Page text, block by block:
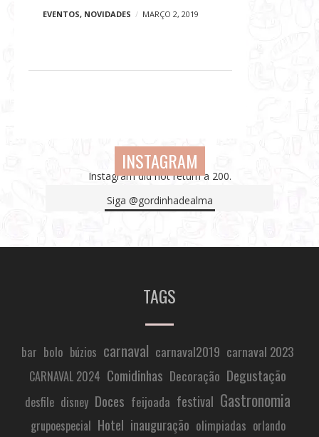
EVENTOS, NOVIDADES MARÇO 2, 2019
INSTAGRAM
Instagram did not return a 200.
Siga @gordinhadealma
TAGS
bar bolo búzios carnaval carnaval2019 carnaval 2023
CARNAVAL 2024 Comidinhas Decoração Degustação
desfile disney Doces feijoada festival Gastronomia
grupoespecial Hotel inauguração olimpiadas orlando